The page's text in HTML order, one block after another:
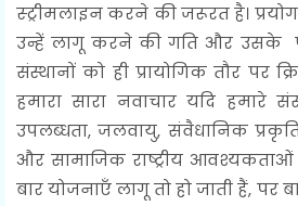
स्ट्रीमलाइन करने की जरूरत है।
उन्हें लागू करने की गति और उसके
संस्थानों को ही प्रायोगिक तौर पर
हमारा सारा नवाचार यदि हमारे
उपलब्धता, जलवायु, संवैधानिक
और सामाजिक राष्ट्रीय आवश्यकताओं
बार योजनाएँ लागू तो हो जाती हैं,